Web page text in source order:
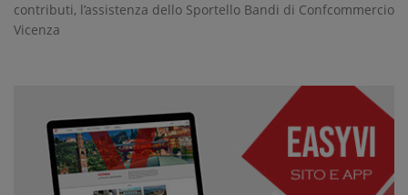
contributi, l’assistenza dello Sportello Bandi di Confcommercio
Vicenza